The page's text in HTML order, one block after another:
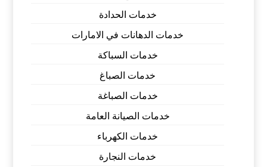
خدمات الحدادة
خدمات الدهانات في الامارات
خدمات السباكة
خدمات الصباغ
خدمات الصباغة
خدمات الصيانة العامة
خدمات الكهرباء
خدمات النجارة